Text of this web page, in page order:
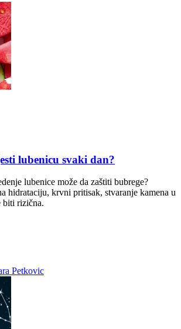
lubenicu svaki dan?
lubenice može da zaštiti bubrege?
hidrataciju, krvni pritisak, stvaranje kamena u
biti rizična.
Petkovic